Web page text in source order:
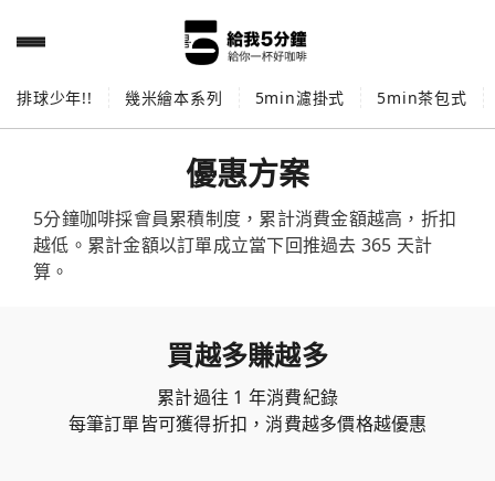
排球少年!! 幾米繪本系列 5min濾掛式 5min茶包式
優惠方案
5分鐘咖啡採會員累積制度，累計消費金額越高，折扣
越低。累計金額以訂單成立當下回推過去 365 天計
算。
買越多賺越多
累計過往 1 年消費紀錄
每筆訂單皆可獲得折扣，消費越多價格越優惠